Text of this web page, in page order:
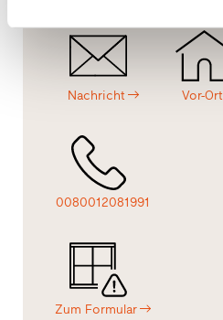
Nachricht
0080012081991
Zum Formular
Vor-Ort